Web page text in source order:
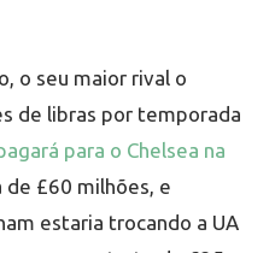
o seu maior rival o
de libras por temporada
para o Chelsea na
de £60 milhões, e
estaria trocando a UA